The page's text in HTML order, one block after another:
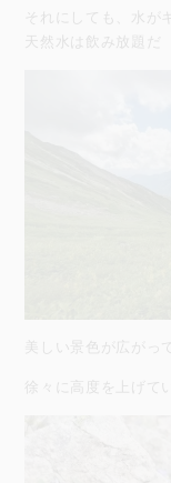
それにしても、水が
天然水は飲み放題だ
美しい景色が広がっ
徐々に高度を上げて